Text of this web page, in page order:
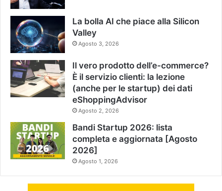
La bolla AI che piace alla Silicon
Valley
Agosto 3, 2026
Il vero prodotto dell’e-commerce?
È il servizio clienti: la lezione
(anche per le startup) dei dati
eShoppingAdvisor
Agosto 2, 2026
Bandi Startup 2026: lista
completa e aggiornata [Agosto
2026]
Agosto 1, 2026